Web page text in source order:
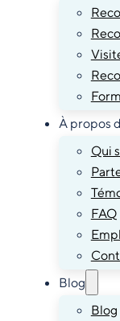
À propos
Qui
FAQ
Blog
Blog